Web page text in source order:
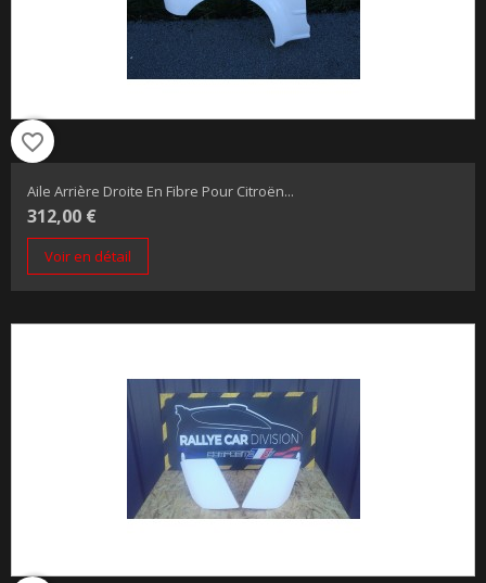
favorite_border
Aile Arrière Droite En Fibre Pour Citroën...
312,00 €
Voir en détail